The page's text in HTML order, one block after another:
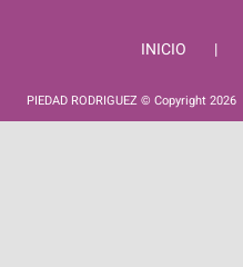
INICIO
PIEDAD RODRIGUEZ © Copyright